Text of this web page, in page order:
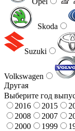
Skoda
Suzuki
Volkswagen
Другая
Выберите год
2016
2015
2008
2007
2000
1999